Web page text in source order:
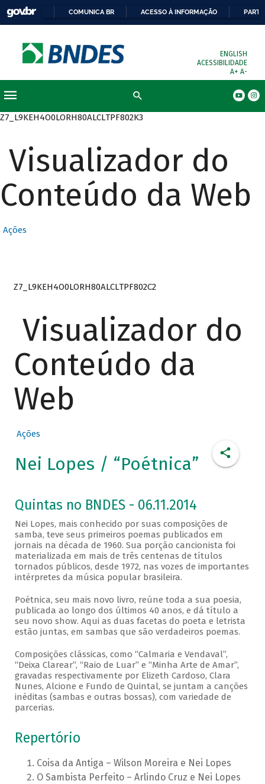
COMUNICA BR ACESSO À INFORMAÇÃO
ENGLISH
ACESSIBILIDADE
A+ A-
Z7_L9KEH4O0LORH80ALCLTPF802K3
Visualizador do
Conteúdo da Web
Ações
Z7_L9KEH4O0LORH80ALCLTPF802C2
Visualizador do
Conteúdo da
Web
Ações
Nei Lopes / “Poétnica”
Quintas no BNDES - 06.11.2014
Nei Lopes, mais conhecido por suas composições de
samba, teve seus primeiros poemas publicados em
jornais na década de 1960. Sua porção cancionista foi
materializada em mais de três centenas de títulos
tornados públicos, desde 1972, nas vozes de importantes
intérpretes da música popular brasileira.
Poétnica, seu mais novo livro, reúne toda a sua poesia,
publicada ao longo dos últimos 40 anos, e dá título a
seu novo show. Aqui as duas facetas do poeta e letrista
estão juntas, em sambas que são verdadeiros poemas.
Composições clássicas, como “Calmaria e Vendaval”,
“Deixa Clarear”, “Raio de Luar” e “Minha Arte de Amar”,
gravadas respectivamente por Elizeth Cardoso, Clara
Nunes, Alcione e Fundo de Quintal, se juntam a canções
inéditas (sambas e outras bossas), com variedade de
parcerias.
Repertório
Coisa da Antiga – Wilson Moreira e Nei Lopes
O Sambista Perfeito – Arlindo Cruz e Nei Lopes